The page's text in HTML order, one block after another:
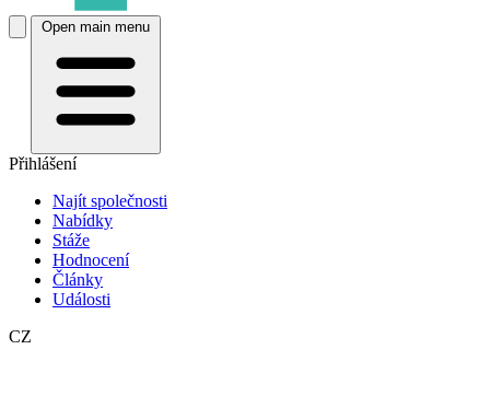
Open main menu
Přihlášení
Najít společnosti
Nabídky
Stáže
Hodnocení
Články
Události
CZ